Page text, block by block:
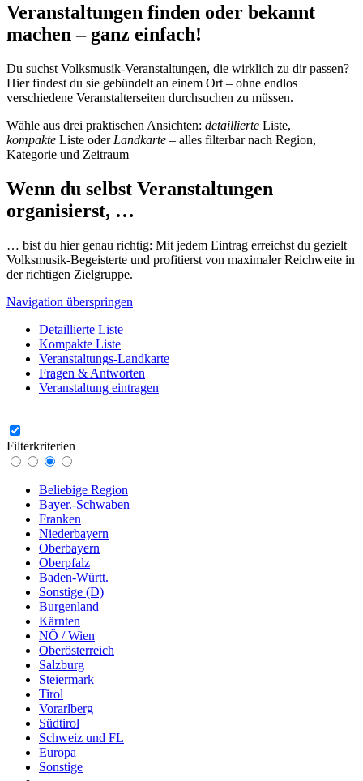
Veranstaltungen finden oder bekannt
machen – ganz einfach!
Du suchst Volksmusik-Veranstaltungen, die wirklich zu dir passen?
Hier findest du sie gebündelt an einem Ort – ohne endlos
verschiedene Veranstalterseiten durchsuchen zu müssen.
Wähle aus drei praktischen Ansichten: detaillierte Liste,
kompakte Liste oder Landkarte – alles filterbar nach Region,
Kategorie und Zeitraum
Wenn du selbst Veranstaltungen
organisierst, …
… bist du hier genau richtig: Mit jedem Eintrag erreichst du gezielt
Volksmusik-Begeisterte und profitierst von maximaler Reichweite in
der richtigen Zielgruppe.
Navigation überspringen
Detaillierte Liste
Kompakte Liste
Veranstaltungs-Landkarte
Fragen & Antworten
Veranstaltung eintragen
Filterkriterien
Beliebige Region
Bayer.-Schwaben
Franken
Niederbayern
Oberbayern
Oberpfalz
Baden-Württ.
Sonstige (D)
Burgenland
Kärnten
NÖ / Wien
Oberösterreich
Salzburg
Steiermark
Tirol
Vorarlberg
Südtirol
Schweiz und FL
Europa
Sonstige